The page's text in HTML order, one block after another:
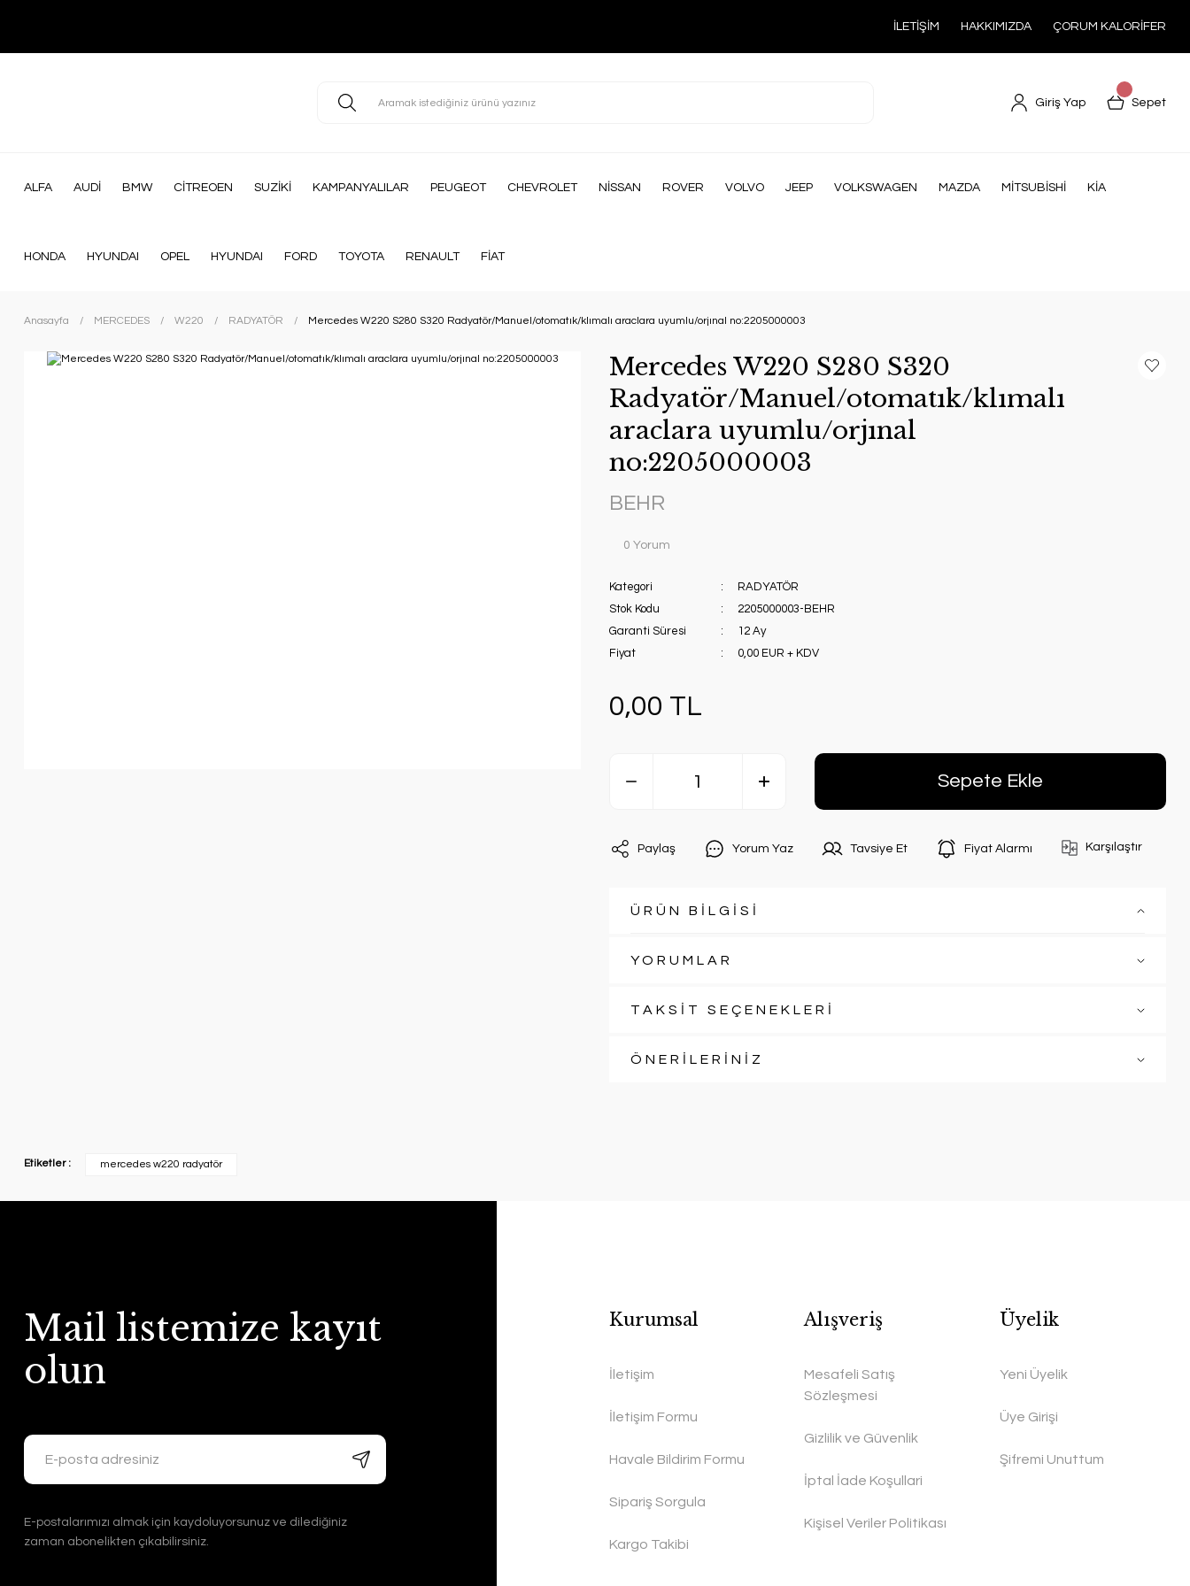
İLETİŞİM HAKKIMIZDA ÇORUM KALORİFER
Giriş Yap Sepet
ALFA AUDİ BMW CİTREOEN SUZİKİ KAMPANYALILAR PEUGEOT CHEVROLET NİSSAN ROVER VOLVO JEEP VOLKSWAGEN MAZDA MİTSUBİSHİ KİA
HONDA HYUNDAI OPEL HYUNDAI FORD TOYOTA RENAULT FİAT
Anasayfa MERCEDES W220 RADYATÖR Mercedes W220 S280 S320 Radyatör/Manuel/otomatık/klımalı araclara uyumlu/orjınal no:2205000003
Mercedes W220 S280 S320
Radyatör/Manuel/otomatık/klımalı
araclara uyumlu/orjınal
no:2205000003
BEHR
0 Yorum
Kategori
RADYATÖR
Stok Kodu
2205000003-BEHR
Garanti Süresi
12 Ay
Fiyat
0,00 EUR + KDV
0,00 TL
Sepete Ekle
Paylaş Yorum Yaz Tavsiye Et Fiyat Alarmı Karşılaştır
ÜRÜN BİLGİSİ
YORUMLAR
TAKSİT SEÇENEKLERİ
ÖNERİLERİNİZ
Etiketler : mercedes w220 radyatör
Mail listemize kayıt
olun
E-postalarımızı almak için kaydoluyorsunuz ve dilediğiniz
zaman abonelikten çıkabilirsiniz.
Kurumsal
İletişim
İletişim Formu
Havale Bildirim Formu
Sipariş Sorgula
Kargo Takibi
Alışveriş
Mesafeli Satış
Sözleşmesi
Gizlilik ve Güvenlik
İptal İade Koşullari
Kişisel Veriler Politikası
Üyelik
Yeni Üyelik
Üye Girişi
Şifremi Unuttum